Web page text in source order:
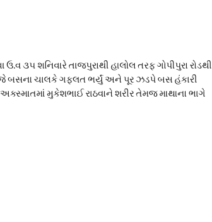
૩૫ શનિવારે તાજપુરાથી હાલોલ તરફ ગોપીપુરા રોડથી
બસના ચાલકે ગફલત ભર્યું અને પૂર ઝડપે બસ હંકારી
મુકેશભાઈ રાઠવાને શરીર તેમજ માથાના ભાગે